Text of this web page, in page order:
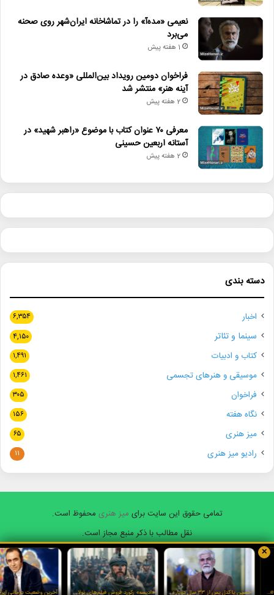
نعیمی «مده‌آ» را در تماشاخانه ایران‌شهر روی صحنه
می‌برد
1 هفته پیش
فراخوان دومین رویداد بین‌المللی «وعده صادق در
آینه هنر» منتشر شد
2 هفته پیش
معرفی ۷۰ عنوان کتاب با موضوع «راهبر شهید» در
آستانه اربعین حسینی
2 هفته پیش
دسته بندی
اخبار ۶,۳۵۴
سینما و تئاتر ۴,۱۵۰
کتاب و ادبیات ۱,۴۹۱
موسیقی و هنرهای تجسمی ۱,۴۶۱
فراخوان ۳۰۵
نگاه هفته ۱۵۶
میز هنری ۶۵
رادیو میز هنری ۱۱
تمامی حقوق این سایت برای میز هنری محفوظ است.
نقل مطالب با ذکر منبع مجاز است.
فیسبوک ایکسیوتیوباینستاگرامواتس
✕
«ادیسه» رکورد فروش فیلم‌های نولان و آی‌مکس را شکست حسین پاکدل پس از ۳۳ سال دوباره مجری تلویزیون شد یاسر طالبی داور جشنواره مستند Doker روسیه شد